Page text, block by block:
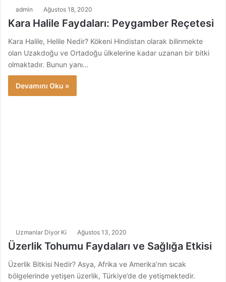
admin Ağustos 18, 2020
Kara Halile Faydaları: Peygamber Reçetesi
Kara Halile, Helile Nedir? Kökeni Hindistan olarak bilinmekte
olan Uzakdoğu ve Ortadoğu ülkelerine kadar uzanan bir bitki
olmaktadır. Bunun yanı…
Devamını Oku »
Uzmanlar Diyor Ki Ağustos 13, 2020
Üzerlik Tohumu Faydaları ve Sağlığa Etkisi
Üzerlik Bitkisi Nedir? Asya, Afrika ve Amerika’nın sıcak
bölgelerinde yetişen üzerlik, Türkiye’de de yetişmektedir.